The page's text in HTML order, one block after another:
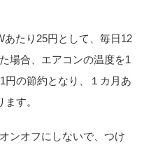
たり25円として、毎日12
場合、エアコンの温度を1
円の節約となり、１カ月あ
す。
ンオフにしないで、つけ